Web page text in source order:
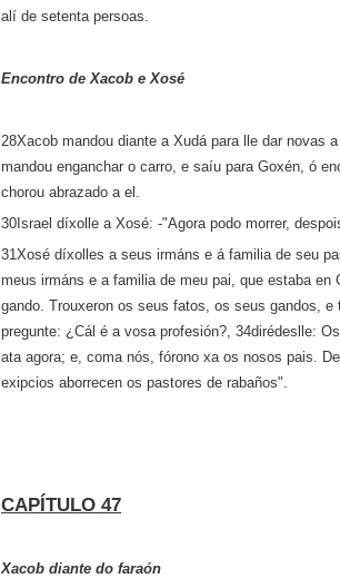
alí de setenta persoas.
Encontro de Xacob e Xosé
28Xacob mandou diante a Xudá para lle dar novas
mandou enganchar o carro, e saíu para Goxén, ó
chorou abrazado a el.
30Israel díxolle a Xosé: ‑"Agora podo morrer,
31Xosé díxolles a seus irmáns e á familia de seu
meus irmáns e a familia de meu pai, que estaba
gando. Trouxeron os seus fatos, os seus gandos,
pregunte: ¿Cál é a vosa profesión?, 34dirédeslle:
ata agora; e, coma nós, fórono xa os nosos pais.
exipcios aborrecen os pastores de rabaños".
CAPÍTULO 47
Xacob diante do faraón